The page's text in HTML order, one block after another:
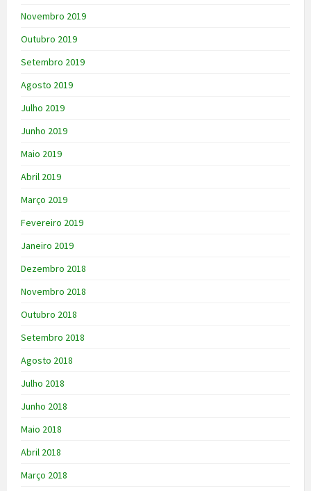
Novembro 2019
Outubro 2019
Setembro 2019
Agosto 2019
Julho 2019
Junho 2019
Maio 2019
Abril 2019
Março 2019
Fevereiro 2019
Janeiro 2019
Dezembro 2018
Novembro 2018
Outubro 2018
Setembro 2018
Agosto 2018
Julho 2018
Junho 2018
Maio 2018
Abril 2018
Março 2018